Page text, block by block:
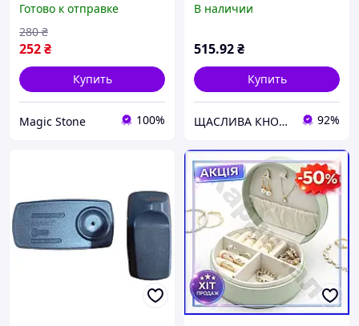
нержавеющей стали
Описание товара:
Сильный и стильный
аксессуар,
Готово к отправке
252₴
280 ₴
Купить
Magic Stone 100%
фигурки, аксесс.)
В наличии
515.92₴
Купить
ЩАСЛИВА КНОПКА 92%